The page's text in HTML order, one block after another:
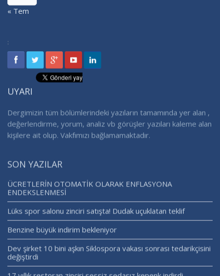
« Tem
:
UYARI
Dergimizin tüm bölümlerindeki yazıların tamamında yer alan ,
değerlendirme, yorum, analiz vb görüşler yazıları kaleme alan
kişilere ait olup. Vakfımızı bağlamamaktadır.
SON YAZILAR
ÜCRETLERİN OTOMATİK OLARAK ENFLASYONA
ENDEKSLENMESİ
Lüks spor salonu zinciri satışta! Dudak uçuklatan teklif
Benzine büyük indirim bekleniyor
Dev şirket 10 bini aşkın Siklospora vakası sonrası tedarikçisini
değiştirdi